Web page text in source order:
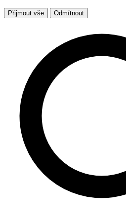
Přijmout vše Odmítnout